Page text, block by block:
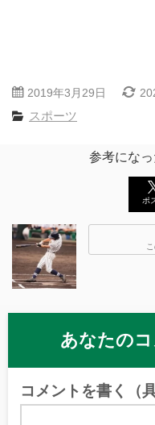
2019年3月29日
スポーツ
参考にな
ポ
あなたの
コメントを書く（